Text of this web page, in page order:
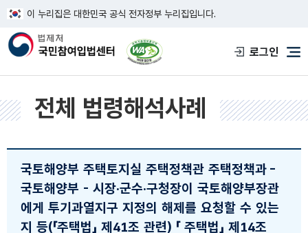
이 누리집은 대한민국 공식 전자정부 누리집입니다.
한국웹접근성인증평가원 웹접근성 사이
로그인
메
전체 법령해석사례
국토해양부 주택토지실 주택정책관 주택정책과 -
국토해양부 - 시장·군수·구청장이 국토해양부장관
에게 투기과열지구 지정의 해제를 요청할 수 있는
지 등(「주택법」 제41조 관련) 「 주택법」 제14조